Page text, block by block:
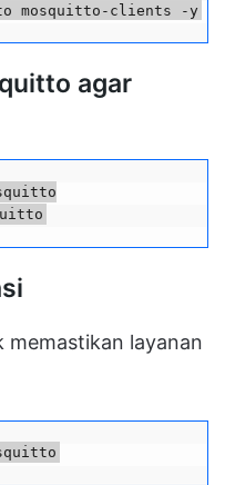
mosquitto-clients -y
agar
layanan